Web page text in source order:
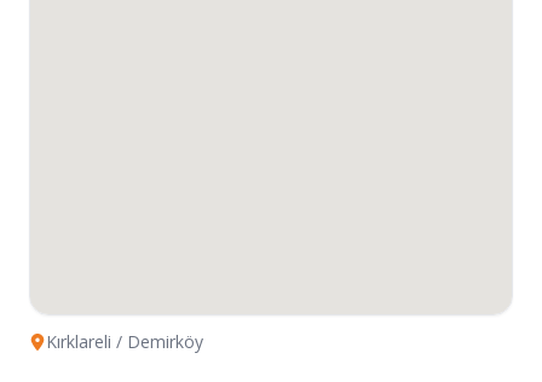
Kırklareli / Demirköy